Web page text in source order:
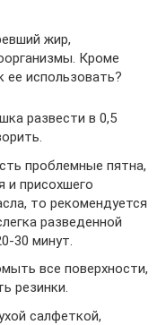
жир,
Кроме
использовать?
развести в 0,5
проблемные пятна,
и присохшего
то рекомендуется
разведенной
30 минут.
все поверхности,
резинки.
салфеткой,